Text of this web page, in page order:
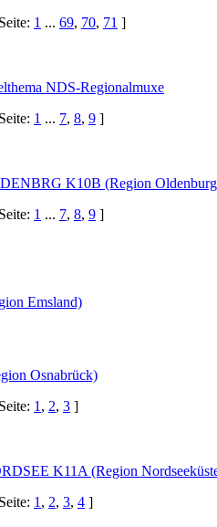
1 ... 69, 70, 71 ]
NDS-Regionalmuxe
1 ... 7, 8, 9 ]
K10B (Region
1 ... 7, 8, 9 ]
Emsland)
Osnabrück)
1 , 2, 3 ]
K11A (Region
1 , 2, 3, 4 ]